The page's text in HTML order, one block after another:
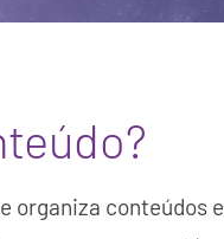
organiza conteúdos